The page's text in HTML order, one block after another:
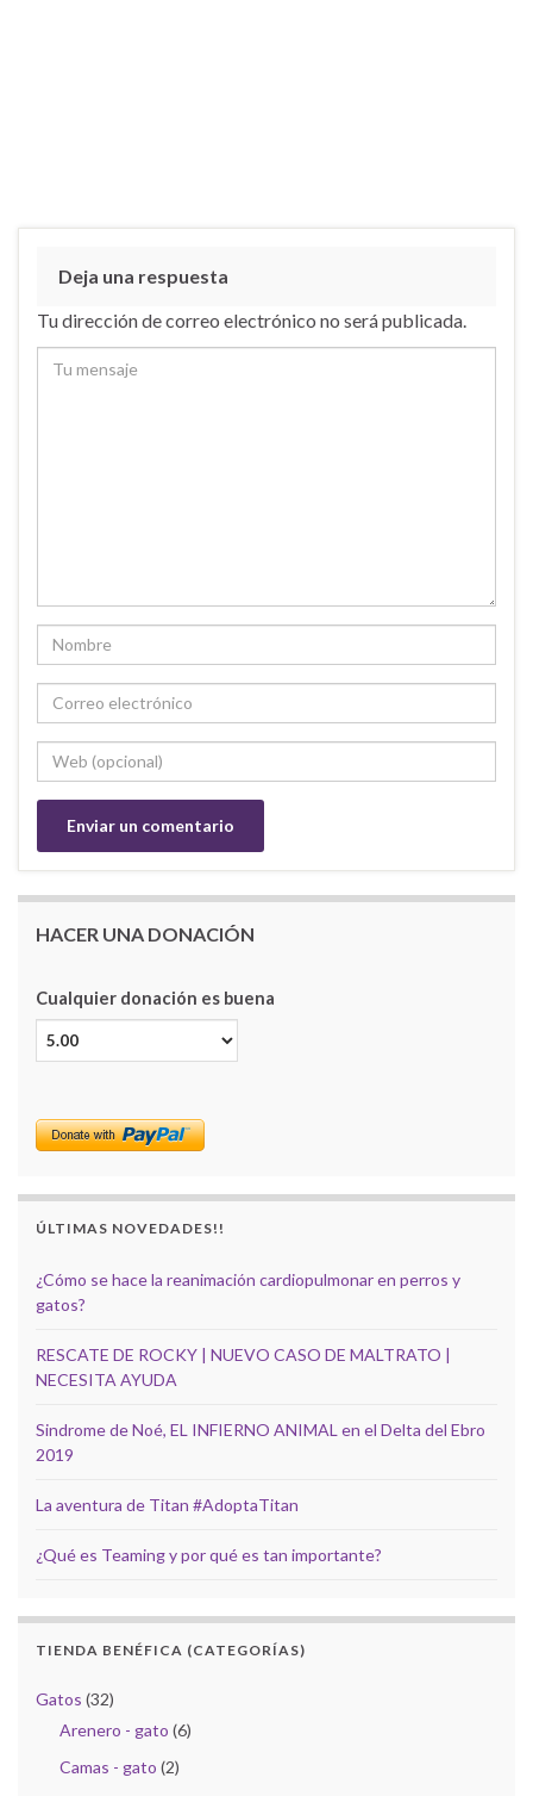
Deja una respuesta
Tu dirección de correo electrónico no será publicada.
HACER UNA DONACIÓN
Cualquier donación es buena
ÚLTIMAS NOVEDADES!!
¿Cómo se hace la reanimación cardiopulmonar en perros y
gatos?
RESCATE DE ROCKY | NUEVO CASO DE MALTRATO |
NECESITA AYUDA
Sindrome de Noé, EL INFIERNO ANIMAL en el Delta del Ebro
2019
La aventura de Titan #AdoptaTitan
¿Qué es Teaming y por qué es tan importante?
TIENDA BENÉFICA (CATEGORÍAS)
Gatos (32)
Arenero - gato (6)
Camas - gato (2)